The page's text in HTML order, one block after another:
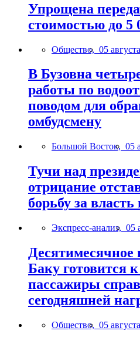
Упрощена
стоимостью до 5
Общество, 05
В Бузовна
работы по
поводом для
омбудсмену
Большой Восток, 05
Тучи над
отрицание
борьбу за власть
Экспресс-анализ, 05
Баку готовится
пассажиры
сегодняшней
Общество, 05